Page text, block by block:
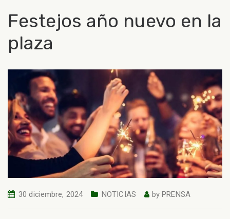
Festejos año nuevo en la
plaza
30 diciembre, 2024 NOTICIAS byPRENSA